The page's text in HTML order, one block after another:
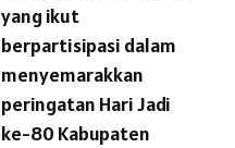
yang ikut
berpartisipasi dalam
menyemarakkan
peringatan Hari Jadi
ke-80 Kabupaten